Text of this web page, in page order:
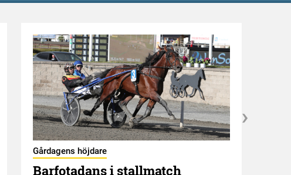
Gårdagens höjdare
Barfotadans i stallmatch